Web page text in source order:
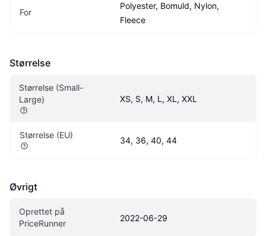
For
Polyester, Bomuld, Nylon,
Fleece
Størrelse
Størrelse (Small-
Large)
XS, S, M, L, XL, XXL
Størrelse (EU)
34, 36, 40, 44
Øvrigt
Oprettet på
PriceRunner
2022-06-29